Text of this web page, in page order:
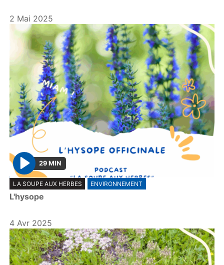
2 Mai 2025
P
l
a
29 MIN
LA SOUPE AUX HERBES ENVIRONNEMENT
L'hysope
4 Avr 2025